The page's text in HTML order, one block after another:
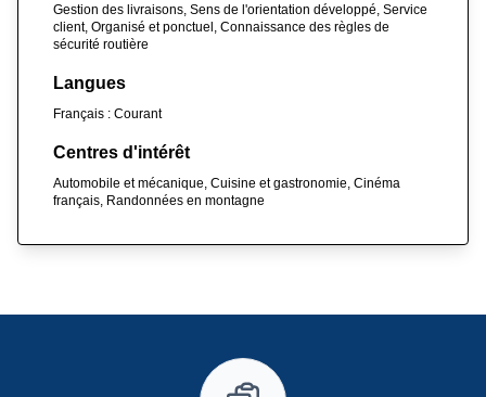
Gestion des livraisons, Sens de l'orientation développé, Service
client, Organisé et ponctuel, Connaissance des règles de
sécurité routière
Langues
Français : Courant
Centres d'intérêt
Automobile et mécanique, Cuisine et gastronomie, Cinéma
français, Randonnées en montagne